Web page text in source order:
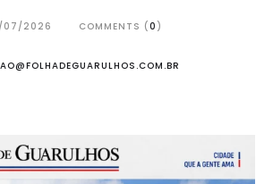
07/2026 COMMENTS (0 )